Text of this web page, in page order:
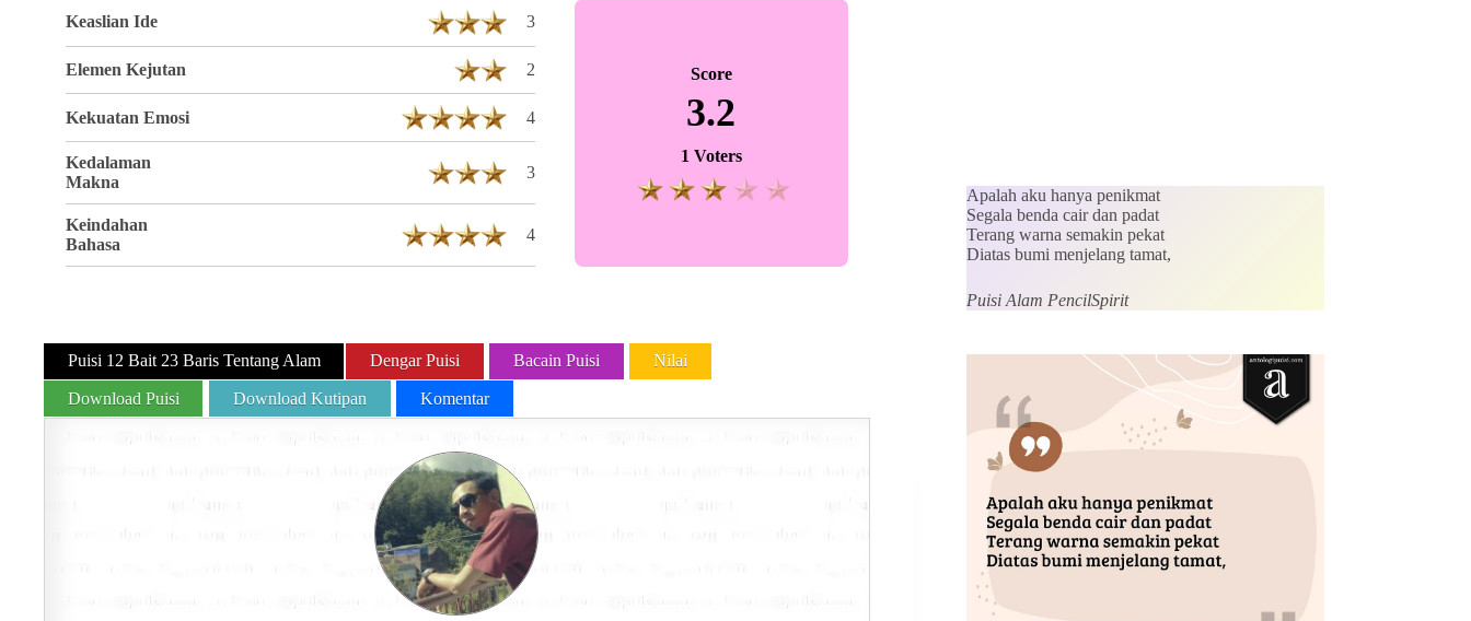
Keaslian Ide 3
Elemen Kejutan 2
Kekuatan Emosi 4
Kedalaman
Makna
3
Keindahan
Bahasa
4
Score
3.2
1 Voters
Puisi 12 Bait 23 Baris Tentang Alam Dengar Puisi Bacain Puisi Nilai
Download Puisi Download Kutipan Komentar
Apalah aku hanya penikmat
Segala benda cair dan padat
Terang warna semakin pekat
Diatas bumi menjelang tamat,
Puisi Alam PencilSpirit